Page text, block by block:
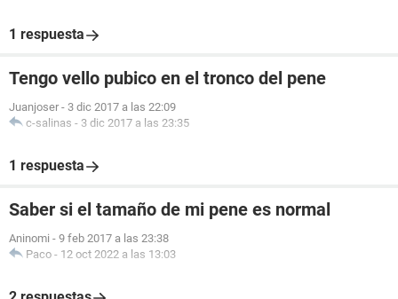
1 respuesta
Tengo vello pubico en el tronco del pene
Juanjoser - 3 dic 2017 a las 22:09
c-salinas - 3 dic 2017 a las 23:35
1 respuesta
Saber si el tamaño de mi pene es normal
Aninomi - 9 feb 2017 a las 23:38
Paco - 12 oct 2022 a las 13:03